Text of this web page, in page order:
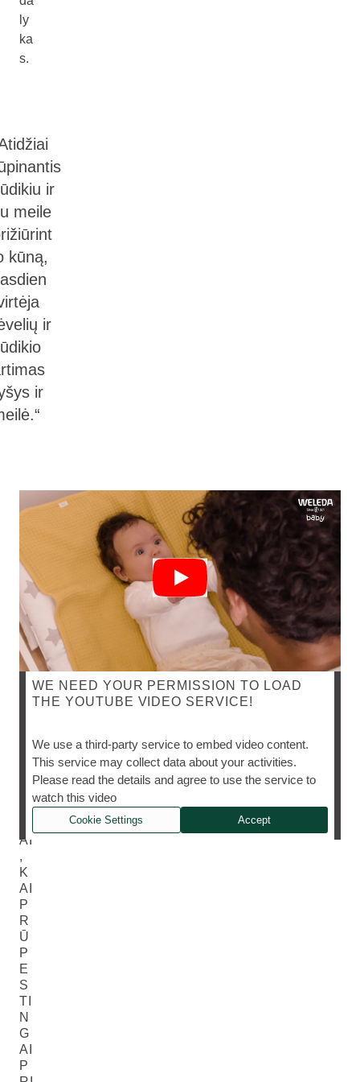
ly
ka
s.
ir
meile
kūną,
ir
ir
WE NEED YOUR PERMISSION TO LOAD
THE YOUTUBE VIDEO SERVICE!
We use a third-party service to embed video content.
This service may collect data about your activities.
Please read the details and agree to use the service to
watch this video
Cookie Settings Accept
RI
AI
,
K
AI
P
R
Ū
P
E
S
TI
N
G
AI
P